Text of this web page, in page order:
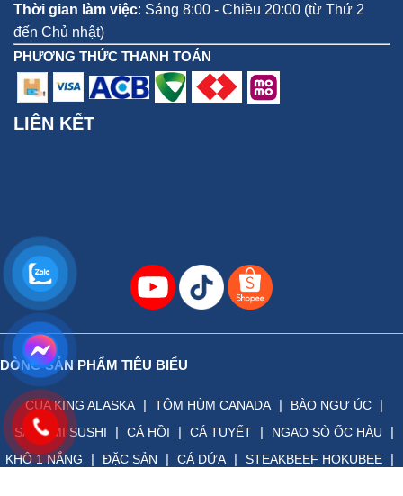
Thời gian làm việc: Sáng 8:00 - Chiều 20:00 (từ Thứ 2
đến Chủ nhật)
PHƯƠNG THỨC THANH TOÁN
LIÊN KẾT
DÒNG SẢN PHẨM TIÊU BIỂU
CUA KING ALASKA | TÔM HÙM CANADA | BÀO NGƯ ÚC |
SASHIMI SUSHI | CÁ HỒI | CÁ TUYẾT | NGAO SÒ ỐC HÀU |
KHÔ 1 NẮNG | ĐẶC SẢN | CÁ DỨA | STEAKBEEF HOKUBEE |